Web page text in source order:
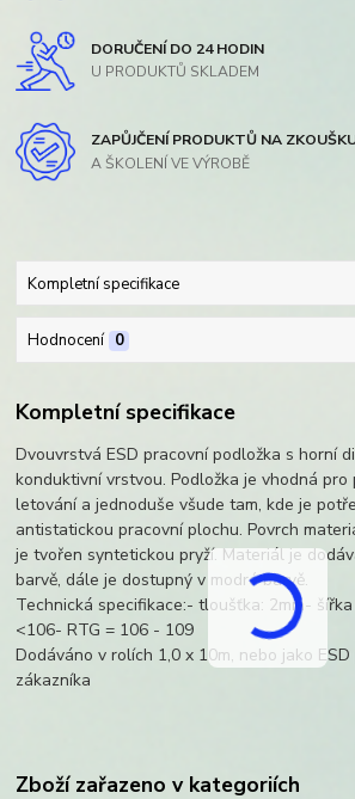
DORUČENÍ DO 24 HODIN
U PRODUKTŮ SKLADEM
ZAPŮJČENÍ PRODUKTŮ NA
A ŠKOLENÍ VE VÝROBĚ
Kompletní specifikace
Hodnocení 0
Kompletní specifikace
Dvouvrstvá ESD pracovní podložka s horní
konduktivní vrstvou. Podložka je vhodná pro
letování a jednoduše všude tam, kde je
antistatickou pracovní plochu. Povrch
je tvořen syntetickou pryží. Materiál je
barvě, dále je dostupný v modré barvě.
Technická specifikace:- tloušťka: 2mm-
<106- RTG = 106 - 109
Dodáváno v rolích 1,0 x 10m, nebo jako
zákazníka
Zboží zařazeno v kategoriích